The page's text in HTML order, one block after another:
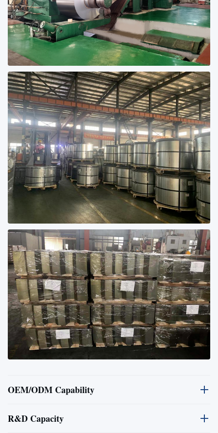
OEM/ODM Capability
удовлетворить ваш дизайн OEM,
R&D Capacity